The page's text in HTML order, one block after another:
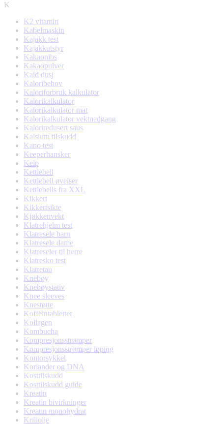
K
K2 vitamin
Kabelmaskin
Kajakk test
Kajakkutstyr
Kakaonibs
Kakaopulver
Kald dusj
Kaloribehov
Kaloriforbruk kalkulator
Kalorikalkulator
Kalorikalkulator mat
Kalorikalkulator vektnedgang
Kaloriredusert saus
Kalsium tilskudd
Kano test
Keeperhansker
Kelp
Kettlebell
Kettlebell øvelser
Kettlebells fra XXL
Kikkert
Kikkertsikte
Kjøkkenvekt
Klatrehjelm test
Klatresele barn
Klatresele dame
Klatreseler til herre
Klatresko test
Klatretau
Knebøy
Knebøystativ
Knee sleeves
Knestøtte
Koffeintabletter
Kollagen
Kombucha
Kompresjonsstrømper
Kompresjonsstrømper løping
Kontorsykkel
Koriander og DNA
Kosttilskudd
Kosttilskudd guide
Kreatin
Kreatin bivirkninger
Kreatin monohydrat
Krillolje